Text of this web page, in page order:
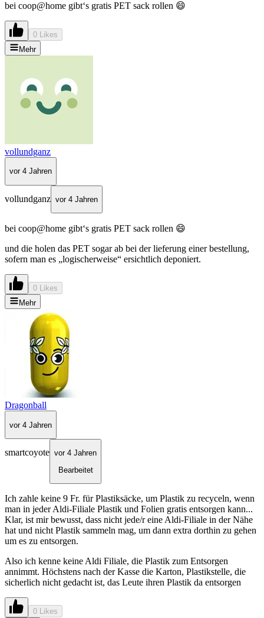
bei coop@home gibt‘s gratis PET sack rollen 😄
0 Likes
Mehr
vollundganz
vor 4 Jahren
vollundganz vor 4 Jahren
bei coop@home gibt‘s gratis PET sack rollen 😄
und die holen das PET sogar ab bei der lieferung einer bestellung,
sofern man es „logischerweise“ ersichtlich deponiert.
0 Likes
Mehr
Dragonball
vor 4 Jahren
smartcoyote vor 4 Jahren
Bearbeitet
Ich zahle keine 9 Fr. für Plastiksäcke, um Plastik zu recyceln, wenn
man in jeder Aldi-Filiale Plastik und Folien gratis entsorgen kann...
Klar, ist mir bewusst, dass nicht jede/r eine Aldi-Filiale in der Nähe
hat und nicht Plastik sammeln mag, um dann extra dorthin zu gehen
um es zu entsorgen.
Also ich kenne keine Aldi Filiale, die Plastik zum Entsorgen
annimmt. Höchstens nach der Kasse die Karton, Plastikstelle, die
sicherlich nicht gedacht ist, das Leute ihren Plastik da entsorgen
0 Likes